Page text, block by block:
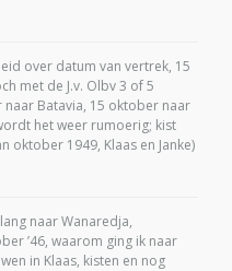
over datum van vertrek, 15
met de J.v. Olbv 3 of 5
Batavia, 15 oktober naar
het weer rumoerig; kist
oktober 1949, Klaas en Janke)
naar Wanaredja,
’46, waarom ging ik naar
in Klaas, kisten en nog